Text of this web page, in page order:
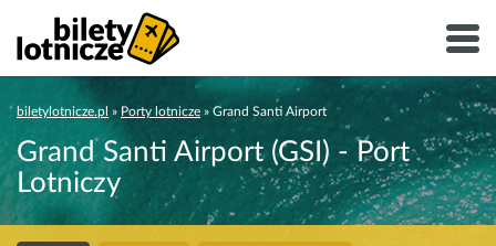
biletylotnicze.pl » Porty lotnicze » Grand Santi Airport
Grand Santi Airport (GSI) - Port
Lotniczy